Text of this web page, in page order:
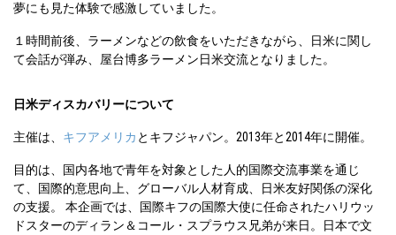
夢にも見た体験で感激していました。
１時間前後、ラーメンなどの飲食をいただきながら、日米に関し
て会話が弾み、屋台博多ラーメン日米交流となりました。
日米ディスカバリーについて
主催は、 キフアメリカ とキフジャパン。2013年と2014年に開催。
目的は、国内各地で青年を対象とした人的国際交流事業を通じ
て、国際的意思向上、グローバル人材育成、日米友好関係の深化
の支援。 本企画では、国際キフの国際大使に任命されたハリウッ
ドスターのディラン＆コール・スプラウス兄弟が来日。日本で文